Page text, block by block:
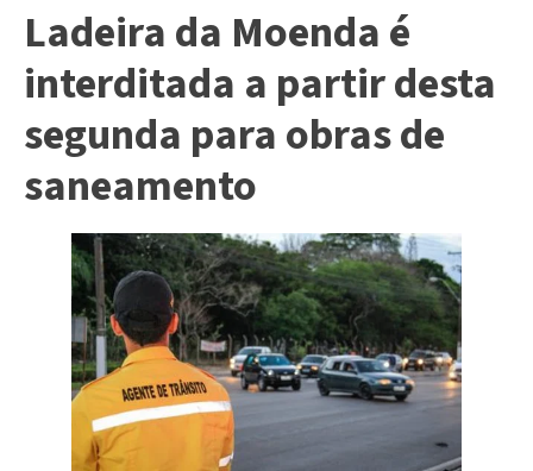
Ladeira da Moenda é
interditada a partir desta
segunda para obras de
saneamento